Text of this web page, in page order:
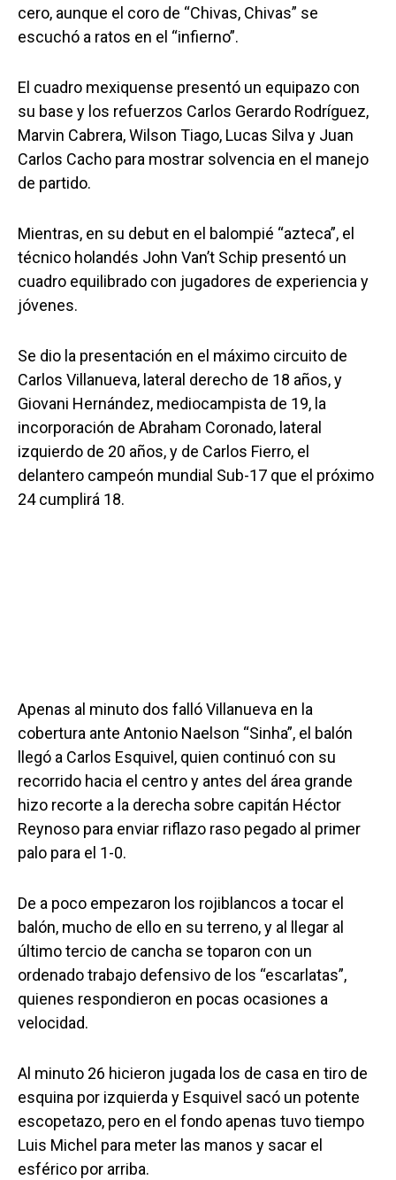
cero, aunque el coro de “Chivas, Chivas” se
escuchó a ratos en el “infierno”.
El cuadro mexiquense presentó un equipazo con
su base y los refuerzos Carlos Gerardo Rodríguez,
Marvin Cabrera, Wilson Tiago, Lucas Silva y Juan
Carlos Cacho para mostrar solvencia en el manejo
de partido.
Mientras, en su debut en el balompié “azteca”, el
técnico holandés John Van’t Schip presentó un
cuadro equilibrado con jugadores de experiencia y
jóvenes.
Se dio la presentación en el máximo circuito de
Carlos Villanueva, lateral derecho de 18 años, y
Giovani Hernández, mediocampista de 19, la
incorporación de Abraham Coronado, lateral
izquierdo de 20 años, y de Carlos Fierro, el
delantero campeón mundial Sub-17 que el próximo
24 cumplirá 18.
Apenas al minuto dos falló Villanueva en la
cobertura ante Antonio Naelson “Sinha”, el balón
llegó a Carlos Esquivel, quien continuó con su
recorrido hacia el centro y antes del área grande
hizo recorte a la derecha sobre capitán Héctor
Reynoso para enviar riflazo raso pegado al primer
palo para el 1-0.
De a poco empezaron los rojiblancos a tocar el
balón, mucho de ello en su terreno, y al llegar al
último tercio de cancha se toparon con un
ordenado trabajo defensivo de los “escarlatas”,
quienes respondieron en pocas ocasiones a
velocidad.
Al minuto 26 hicieron jugada los de casa en tiro de
esquina por izquierda y Esquivel sacó un potente
escopetazo, pero en el fondo apenas tuvo tiempo
Luis Michel para meter las manos y sacar el
esférico por arriba.